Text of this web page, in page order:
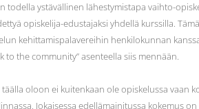
ystävällinen lähestymistapa vaihto-
opiskelija-edustajaksi yhdellä kurssilla.
kehittamispalavereihin henkilokunnan
to the community” asenteella siis mennään.
oloon ei kuitenkaan ole opiskelussa vaan
Jokaisessa edellämainitussa kokemus